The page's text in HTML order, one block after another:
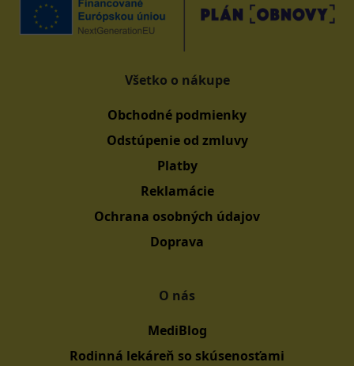
Všetko o nákupe
Obchodné podmienky
Odstúpenie od zmluvy
Platby
Reklamácie
Ochrana osobných údajov
Doprava
O nás
MediBlog
Rodinná lekáreň so skúsenosťami